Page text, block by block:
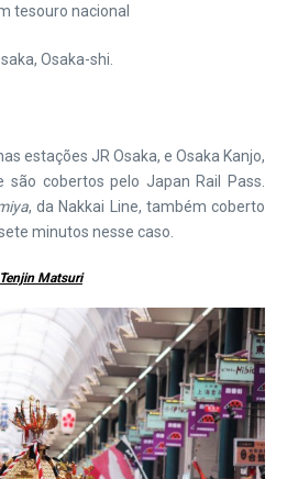
tesouro nacional
Osaka-shi.
estações JR Osaka, e Osaka Kanjo,
são cobertos pelo Japan Rail Pass.
, da Nakkai Line, também coberto
minutos nesse caso.
Tenjin Matsuri